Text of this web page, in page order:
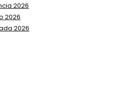
2026
2026
2026